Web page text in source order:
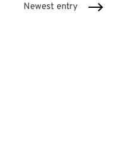
Newest entry